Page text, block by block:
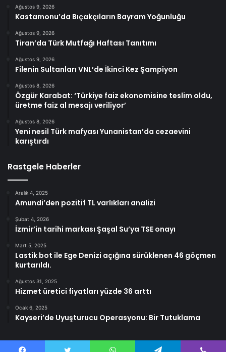
Ağustos 9, 2026
Kastamonu’da Bıçakçıların Bayram Yoğunluğu
Ağustos 9, 2026
Tiran’da Türk Mutfağı Haftası Tanıtımı
Ağustos 9, 2026
Filenin Sultanları VNL’de İkinci Kez Şampiyon
Ağustos 8, 2026
Özgür Karabat: ‘Türkiye faiz ekonomisine teslim oldu,
üretme faiz al mesajı veriliyor’
Ağustos 8, 2026
Yeni nesil Türk mafyası Yunanistan’da cezaevini
karıştırdı
Rastgele Haberler
Aralık 4, 2025
Amundi’den pozitif TL varlıkları analizi
Şubat 4, 2026
İzmir’in tarihi markası Şaşal Su’ya TSE onayı
Mart 5, 2025
Lastik bot ile Ege Denizi açığına sürüklenen 46 göçmen
kurtarıldı.
Ağustos 31, 2025
Hizmet üretici fiyatları yüzde 36 arttı
Ocak 6, 2025
Kayseri’de Uyuşturucu Operasyonu: Bir Tutuklama